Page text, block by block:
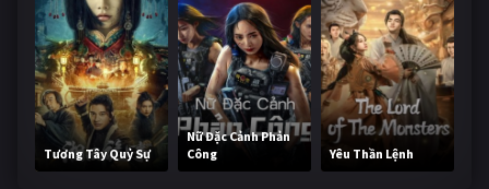
Tương Tây Quỷ Sự
Nữ Đặc Cảnh Phản
Công
Yêu Thần Lệnh